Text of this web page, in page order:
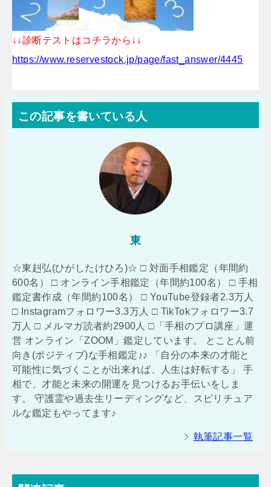
↓↓診断テストはコチラから↓↓
https://www.reservestock.jp/page/fast_answer/4445
この記事を書いている人
東
☆東赳弘(ひがしたけひろ)☆ □ 対面手相鑑定（年間約
600名） □ オンライン手相鑑定（年間約100名） □ 手相
鑑定書作成（年間約100名） □ YouTube登録者2.3万人
□ Instagramフォロワー3.3万人 □ TikTokフォロワー3.7
万人 □ メルマガ読者約2900人 □「手相のプロ講座」運
営 オンライン「ZOOM」鑑定しています。 とことん前
向き(ポジティブ)な手相鑑定♪♪ 「自分の本来の才能と
可能性に気づくことが出来れば、人生は好転する」 手
相で、才能と未来の開運を見つけるお手伝いをしま
す。 守護霊や過去生リーディングなど、スピリチュア
ルな鑑定もやってます♪
執筆記事一覧